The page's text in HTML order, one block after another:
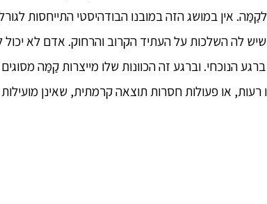
אין במושג הזה במובנו הבודהיסטי התייחסות
לה השלכות על העתיד הקרוב והרחוק. אדם לא
הנוכחי. וברגע זה הכוונות שלו מייצרות קַמַּה מסוגים
או פעולות חסרות תוצאה קרמתית, שאינן מועילות